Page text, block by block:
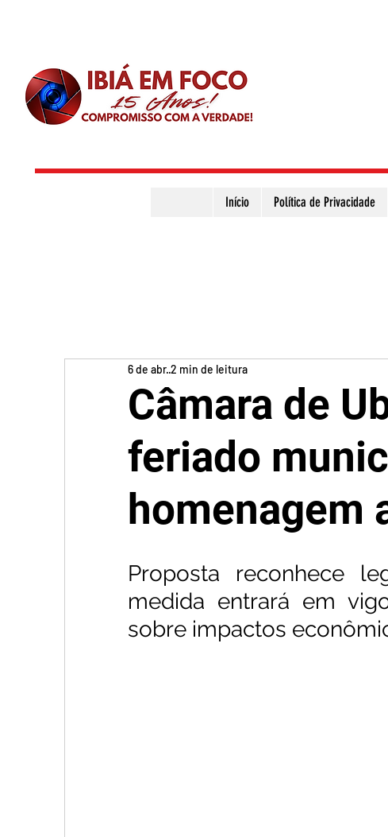
Início Política de Privacidade
Câmara de
feriado
homenagem
6 de abr.2 min de leitura
Proposta reconhece
medida entrará em
sobre impactos